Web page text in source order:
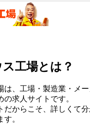
工場とは？
は、工場・製造業・メ
の求人サイトです。
だからこそ、詳しくて
。